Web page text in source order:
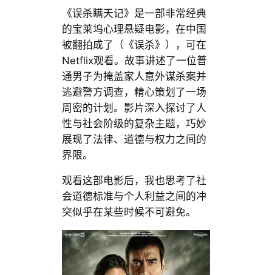
《误杀瞒天记》是一部非常经典
的宝莱坞心理悬疑电影，在中国
被翻拍成了（《误杀》），可在
Netflix观看。故事讲述了一位普
通男子为掩盖家人意外谋杀案并
逃避警方调查，精心策划了一场
周密的计划。影片深入探讨了人
性与社会阶级的复杂主题，巧妙
展现了法律、道德与权力之间的
界限。
观看这部电影后，我也思考了社
会道德标准与个人利益之间的冲
突似乎在某些时候不可避免。